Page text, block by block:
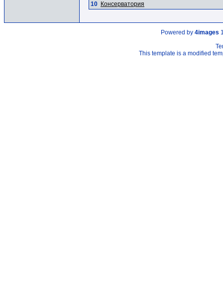
10 Консерватория
Powered by 4images
This template is a modified